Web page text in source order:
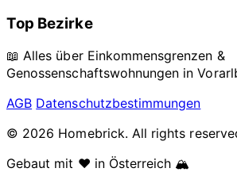
Top Bezirke
📖 Alles über Einkommensgrenzen &
Genossenschaftswohnungen in
AGB Datenschutzbestimmungen
© 2026 Homebrick. All rights
Gebaut mit ❤️ in Österreich 🏔️